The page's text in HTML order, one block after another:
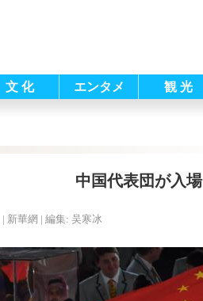
文 化 エンタメ 観 光
中国代表団が入場
| 新華網 | 編集: 吴寒冰